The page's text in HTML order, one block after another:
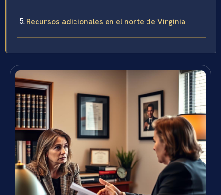
Recursos adicionales en el norte de Virginia